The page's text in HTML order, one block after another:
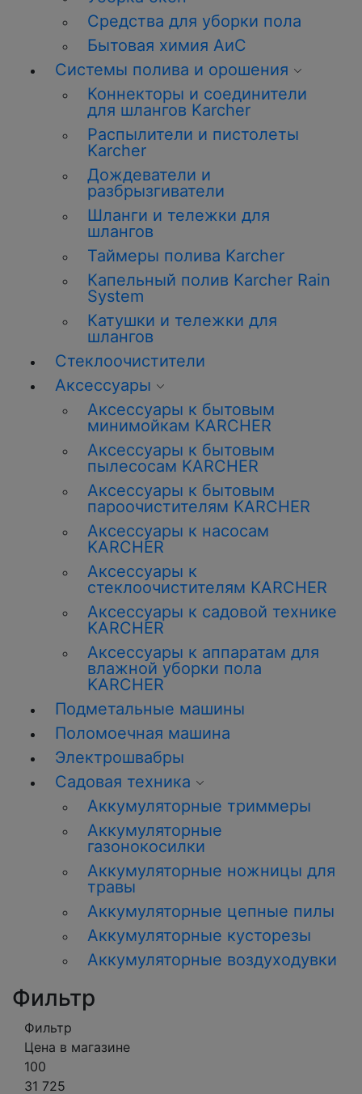
Средства для уборки пола
Бытовая химия АиС
Системы полива и орошения
Коннекторы и соединители
для шлангов Karcher
Распылители и пистолеты
Karcher
Дождеватели и
разбрызгиватели
Шланги и тележки для
шлангов
Таймеры полива Karcher
Капельный полив Karcher Rain
System
Катушки и тележки для
шлангов
Стеклоочистители
Аксессуары
Аксессуары к бытовым
минимойкам KARCHER
Аксессуары к бытовым
пылесосам KARCHER
Аксессуары к бытовым
пароочистителям KARCHER
Аксессуары к насосам
KARCHER
Аксессуары к
стеклоочистителям KARCHER
Аксессуары к садовой технике
KARCHER
Аксессуары к аппаратам для
влажной уборки пола
KARCHER
Подметальные машины
Поломоечная машина
Электрошвабры
Садовая техника
Аккумуляторные триммеры
Аккумуляторные
газонокосилки
Аккумуляторные ножницы для
травы
Аккумуляторные цепные пилы
Аккумуляторные кусторезы
Аккумуляторные воздуходувки
Фильтр
Фильтр
Цена в магазине
100
31 725